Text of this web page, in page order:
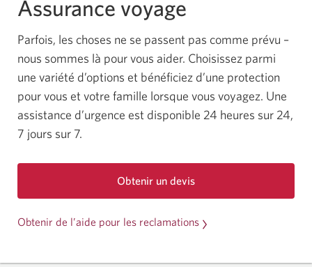
Assurance voyage
Parfois, les choses ne se passent pas comme prévu –
nous sommes là pour vous aider. Choisissez parmi
une variété d’options et bénéficiez d’une protection
pour vous et votre famille lorsque vous voyagez. Une
assistance d’urgence est disponible 24 heures sur 24,
7 jours sur 7.
Obtenir un devis
voyage
boîte
Obtenir de l’aide pour les reclamations